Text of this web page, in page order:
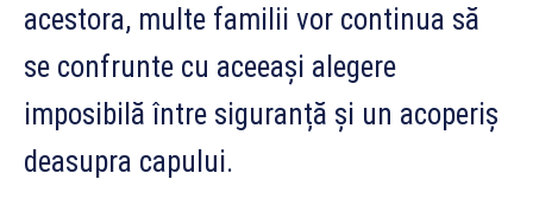
acestora, multe familii vor continua să
se confrunte cu aceeași alegere
imposibilă între siguranță și un acoperiș
deasupra capului.